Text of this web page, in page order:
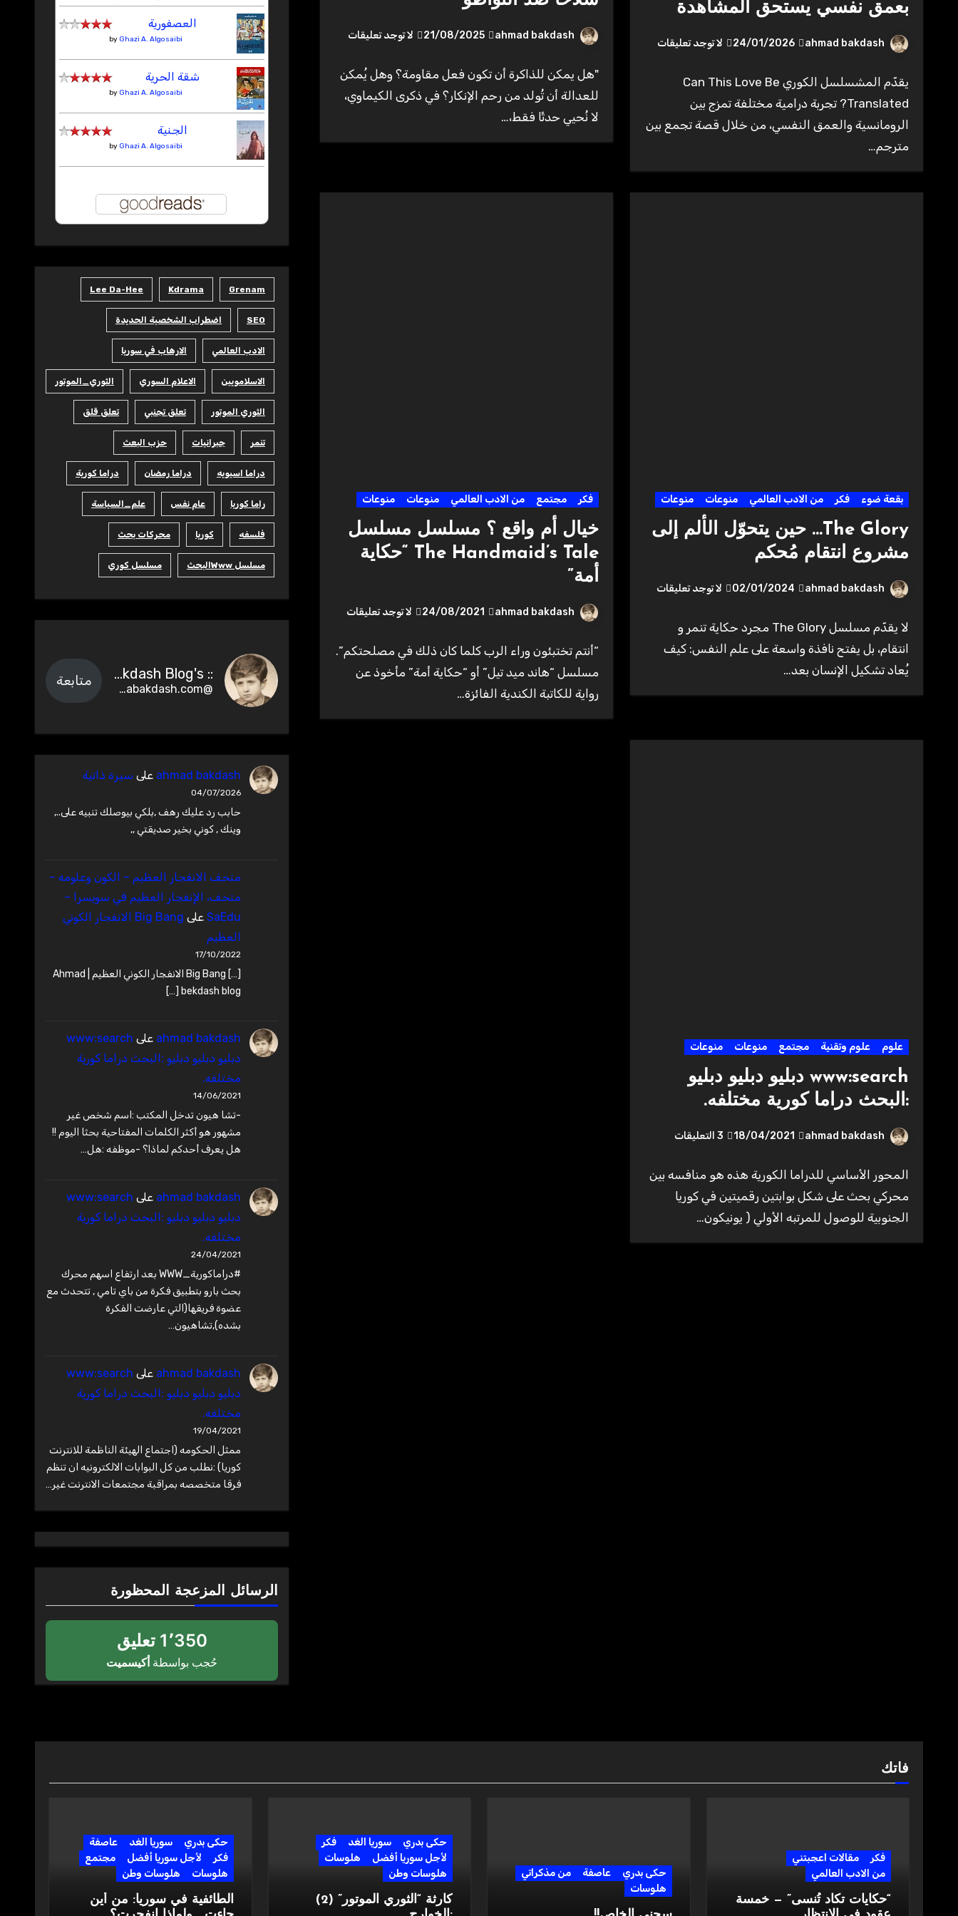
بعمق نفسي يستحق المشاهدة
ahmad bakdash
24/01/2026 لا توجد تعليقات
يقدّم المشسلسل الكوري Can This Love Be
Translated? تجربة درامية مختلفة تمزج بين
الرومانسية والعمق النفسي، من خلال قصة تجمع بين
مترجم…
ahmad bakdash
21/08/2025 لا توجد تعليقات
"هل يمكن للذاكرة أن تكون فعل مقاومة؟ وهل يُمكن
للعدالة أن تُولد من رحم الإنكار؟ في ذكرى الكيماوي،
لا نُحيي حدثًا فقط،…
بقعة ضوء فكر من الادب العالمي منوعات منوعات
The Glory… حين يتحوّل الألم إلى
مشروع انتقام مُحكم
ahmad bakdash
02/01/2024 لا توجد تعليقات
لا يقدّم مسلسل The Glory مجرد حكاية تنمر و
انتقام، بل يفتح نافذة واسعة على علم النفس: كيف
يُعاد تشكيل الإنسان بعد…
فكر مجتمع من الادب العالمي منوعات منوعات
خيال أم واقع ؟ مسلسل مسلسل
The Handmaid’s Tale “حكاية
أمة”
ahmad bakdash
24/08/2021 لا توجد تعليقات
“أنتم تختبئون وراء الرب كلما كان ذلك في مصلحتكم”.
مسلسل “هاند ميد تيل” أو “حكاية أمة” مأخوذ عن
رواية للكاتبة الكندية الفائزة…
علوم علوم وتقنية مجتمع منوعات منوعات
www:search دبليو دبليو دبليو
:البحث دراما كورية مختلفه.
ahmad bakdash
18/04/2021 3 التعليقات
المحور الأساسي للدراما الكورية هذه هو منافسه بين
محركي بحث على شكل بوابتين رقميتين في كوريا
الجنوبية للوصول للمرتبه الأولي ( يونيكون…
العصفورية
by Ghazi A. Algosaibi
شقة الحرية
by Ghazi A. Algosaibi
الجنية
by Ghazi A. Algosaibi
Grenam
Kdrama
Lee Da-Hee
SEO اضطراب الشخصية الحديدة
الادب العالمي الارهاب في سوريا
الاسلامويين الاعلام السوري الثوري_الموتور
الثوري الموتور تعلق تجنبي تعلق قلق
تنمر جبرانيات حزب البعث
دراما اسيويه دراما رمضان دراما كورية
راما كوريا عام نفس علم_السياسة
فلسفه كوريا محركات بحث
مسلسل Wwwالبحث مسلسل كوري
:: Ahmad Bakdash Blog's ::
@abakdash.com@abakdash.com
متابعة
ahmad bakdash على سيرة ذاتية
04/07/2026
حابب رد عليك رهف ,بلكي بيوصلك تنبيه على..,
وينك , كوني بخير صديقتي ,,
متحف الانفجار العظيم – ‫الكون وعلومه –
متحف، الإنفجار العظيم في سويسرا –
SaEdu على
Big Bang الانفجار الكوني
العظيم
17/10/2022
[…] Big Bang الانفجار الكوني العظيم | Ahmad
bekdash blog […]
ahmad bakdash على www:search
دبليو دبليو دبليو :البحث دراما كورية
مختلفه.
14/06/2021
-تشا هيون تدخل المكتب :اسم شخص غير
مشهور هو أكثر الكلمات المفتاحية بحثا اليوم !!
هل يعرف أحدكم لماذا؟ -موظفه :هل…
ahmad bakdash على www:search
دبليو دبليو دبليو :البحث دراما كورية
مختلفه.
24/04/2021
#دراماكورية_WWW بعد ارتفاع اسهم محرك
بحث بارو بتطبيق فكرة من باي تامي , تتحدث مع
عضوة فريقها(التي عارضت الفكرة
بشده),تشاهيون…
ahmad bakdash على www:search
دبليو دبليو دبليو :البحث دراما كورية
مختلفه.
19/04/2021
ممثل الحكومه (اجتماع الهيئة الناظمة للانترنت
كوريا) :نطلب من كل البوابات الالكترونيه ان تنظم
فرقا متخصصه بمراقبة مجتمعات الانترنت غير…
الرسائل المزعجة المحظورة
1٬350 تعليق
حُجب بواسطة أكيسميت
فاتك
فكر
مقالات اعجبتني
من الادب العالمي
“حكايات تكاد تُنسى” — خمسة
حكى بدري عاصفة
من مذكراتي
هلوسات
حكى بدري سوريا الغد
فكر
لأجل سوريا أفضل
هلوسات
هلوسات وطن
كارثة “الثوري الموتور” (2)
حكى بدري سوريا الغد
عاصفة
فكر
لأجل سوريا أفضل
مجتمع
هلوسات
هلوسات وطن
الطائفية في سوريا: من أين